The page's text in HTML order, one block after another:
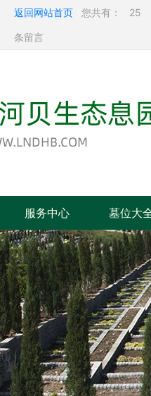
返回网站首页 您共有： 25
条留言
服务中心 墓位大